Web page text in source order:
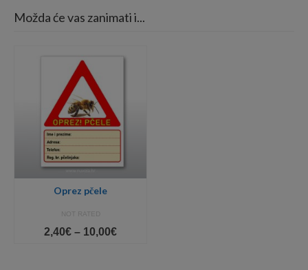
Možda će vas zanimati i...
Oprez pčele
NOT RATED
2,40€ – 10,00€Price